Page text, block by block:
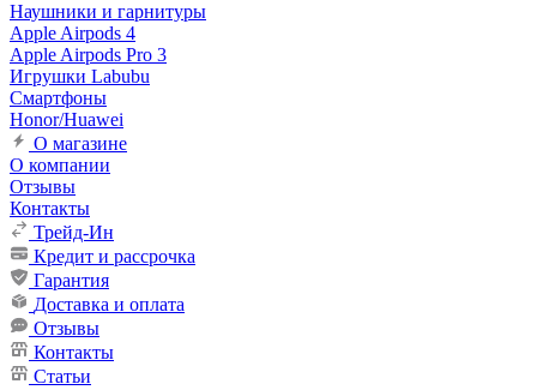
Наушники и гарнитуры
Apple Airpods 4
Apple Airpods Pro 3
Игрушки Labubu
Смартфоны
Honor/Huawei
О магазине
О компании
Отзывы
Контакты
Трейд-Ин
Кредит и рассрочка
Гарантия
Доставка и оплата
Отзывы
Контакты
Статьи